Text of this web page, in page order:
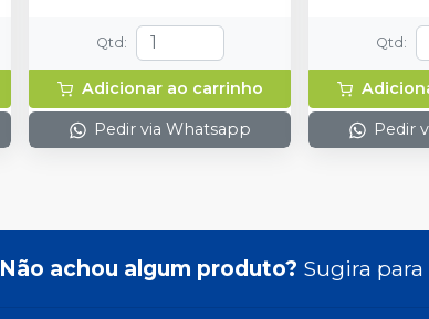
Qtd :
Adicionar ao carrinho
Pedir via Whatsapp
Qtd :
Pedir
Não achou algum produto? Sugira para